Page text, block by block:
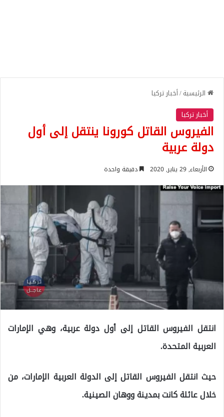
الرئيسية/أخبار تركيا
أخبار تركيا
الفيروس القاتل كورونا ينتقل إلى أول
دولة عربية
الأربعاء, 29 يناير, 2020 دقيقة واحدة
انتقل الفيروس القاتل إلى أول دولة عربية، وهي الإمارات
العربية المتحدة.
حيث انتقل الفيروس القاتل إلى الدولة العربية الإمارات، من
خلال عائلة كانت بمدينة ووهان الصينية.